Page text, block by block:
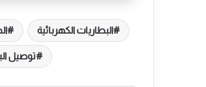
البطاريات الكهربائية
توصيل